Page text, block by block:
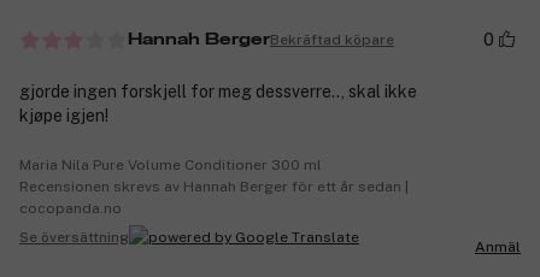
Hannah BergerBekräftad köpare 0
gjorde ingen forskjell for meg dessverre.., skal ikke
kjøpe igjen!
Maria Nila Pure Volume Conditioner 300 ml
Recensionen skrevs av Hannah Berger för ett år sedan |
cocopanda.no
Se översättning
Anmäl